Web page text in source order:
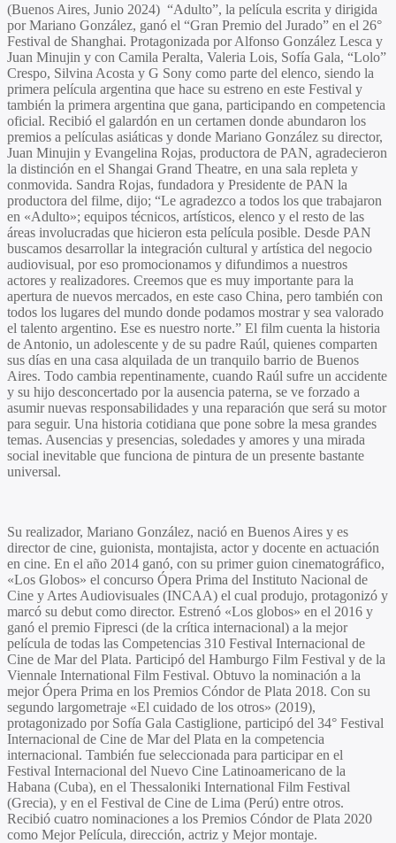
(Buenos Aires, Junio 2024) “Adulto”, la película escrita y dirigida
porMariano González, ganó el “Gran Premio del Jurado” en el 26°
Festival de Shanghai. Protagonizada porAlfonso González Lesca y
Juan Minujin y con Camila Peralta, Valeria Lois, Sofía Gala, “Lolo”
Crespo, Silvina Acosta y G Sony como parte del elenco, siendo la
primera película argentina que hace su estreno en este Festival y
también la primera argentina que gana, participando en competencia
oficial. Recibió el galardón en un certamen donde abundaron los
premios a películas asiáticas y donde Mariano González su director,
Juan Minujin y Evangelina Rojas, productora de PAN, agradecieron
la distinción en el Shangai Grand Theatre, en una sala repleta y
conmovida. Sandra Rojas, fundadora y Presidente de PAN la
productora del filme, dijo; “Le agradezco a todos los que trabajaron
en «Adulto»; equipos técnicos, artísticos, elenco y el resto de las
áreas involucradas que hicieron esta película posible. Desde PAN
buscamos desarrollar la integración cultural y artística del negocio
audiovisual, por eso promocionamos y difundimos a nuestros
actores y realizadores. Creemos que es muy importante para la
apertura de nuevos mercados, en este caso China, pero también con
todos los lugares del mundo donde podamos mostrar y sea valorado
el talento argentino. Ese es nuestro norte.” El film cuenta la historia
de Antonio, un adolescente y de su padre Raúl, quienes comparten
sus días en una casa alquilada de un tranquilo barrio de Buenos
Aires. Todo cambia repentinamente, cuando Raúl sufre un accidente
y su hijo desconcertado por la ausencia paterna, se ve forzado a
asumir nuevas responsabilidades y una reparación que será su motor
para seguir. Una historia cotidiana que pone sobre la mesa grandes
temas. Ausencias y presencias, soledades y amores y una mirada
social inevitable que funciona de pintura de un presente bastante
universal.
Su realizador, Mariano González, nació en Buenos Aires y es
director de cine, guionista, montajista, actor y docente en actuación
en cine. En el año 2014 ganó, con su primer guion cinematográfico,
«Los Globos» el concurso Ópera Prima del Instituto Nacional de
Cine y Artes Audiovisuales (INCAA) el cual produjo, protagonizó y
marcó su debut como director. Estrenó «Los globos» en el 2016 y
ganó el premio Fipresci (de la crítica internacional) a la mejor
película de todas las Competencias 310 Festival Internacional de
Cine de Mar del Plata. Participó del Hamburgo Film Festival y de la
Viennale International Film Festival. Obtuvo la nominación a la
mejor Ópera Prima en los Premios Cóndor de Plata 2018. Con su
segundo largometraje «El cuidado de los otros» (2019),
protagonizado por Sofía Gala Castiglione, participó del 34° Festival
Internacional de Cine de Mar del Plata en la competencia
internacional. También fue seleccionada para participar en el
Festival Internacional del Nuevo Cine Latinoamericano de la
Habana (Cuba), en el Thessaloniki International Film Festival
(Grecia), y en el Festival de Cine de Lima (Perú) entre otros.
Recibió cuatro nominaciones a los Premios Cóndor de Plata 2020
como Mejor Película, dirección, actriz y Mejor montaje.